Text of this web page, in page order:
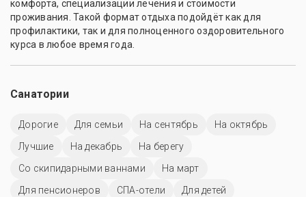
комфорта, специализации лечения и стоимости
проживания. Такой формат отдыха подойдёт как для
профилактики, так и для полноценного оздоровительного
курса в любое время года.
Санатории
Дорогие Для семьи На сентябрь
На октябрь
Лучшие
На декабрь
На берегу
Со скипидарными ваннами
На март
Для пенсионеров
СПА-отели
Для детей